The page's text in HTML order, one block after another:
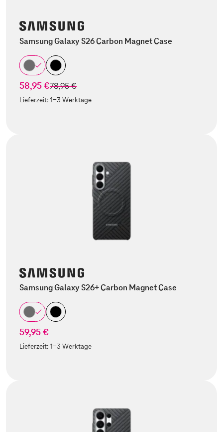
Samsung Galaxy S26 Carbon Magnet Case
58,95 €statt
78,95 €
Lieferzeit:1-3 Werktage
Samsung Galaxy S26+ Carbon Magnet Case
59,95 €
Lieferzeit:1-3 Werktage